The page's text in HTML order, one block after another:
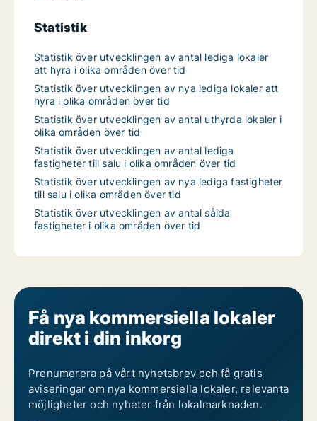
Statistik
Statistik över utvecklingen av antal lediga lokaler
att hyra i olika områden över tid
Statistik över utvecklingen av nya lediga lokaler att
hyra i olika områden över tid
Statistik över utvecklingen av antal uthyrda lokaler i
olika områden över tid
Statistik över utvecklingen av antal lediga
fastigheter till salu i olika områden över tid
Statistik över utvecklingen av nya lediga fastigheter
till salu i olika områden över tid
Statistik över utvecklingen av antal sålda
fastigheter i olika områden över tid
Få nya kommersiella lokaler
direkt i din inkorg
Prenumerera på vårt nyhetsbrev och få gratis
aviseringar om nya kommersiella lokaler, relevanta
möjligheter och nyheter från lokalmarknaden.